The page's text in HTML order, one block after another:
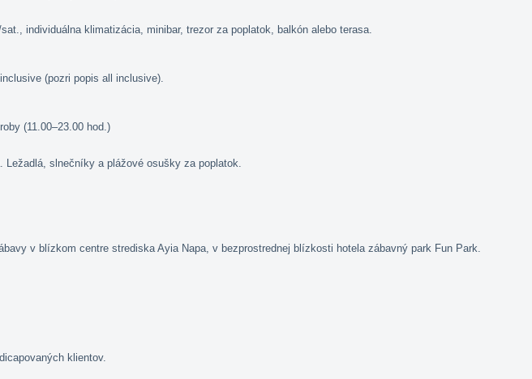
individuálna klimatizácia, minibar, trezor za poplatok, balkón alebo terasa.
(pozri popis all inclusive).
(11.00–23.00 hod.)
Ležadlá, slnečníky a plážové osušky za poplatok.
v blízkom centre strediska Ayia Napa, v bezprostrednej blízkosti hotela zábavný park Fun Park.
klientov.